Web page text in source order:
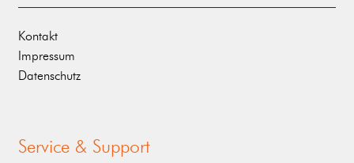
Kontakt
Impressum
Datenschutz
Service & Support